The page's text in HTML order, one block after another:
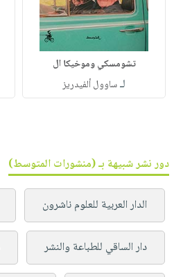
تشومسكي وموخيكا ال
لـساوول ألفيدريز
دور نشر شبيهة بـ (منشورات المتوسط)
الدار العربية للعلوم ناشرون
دار الساقي للطباعة والنشر